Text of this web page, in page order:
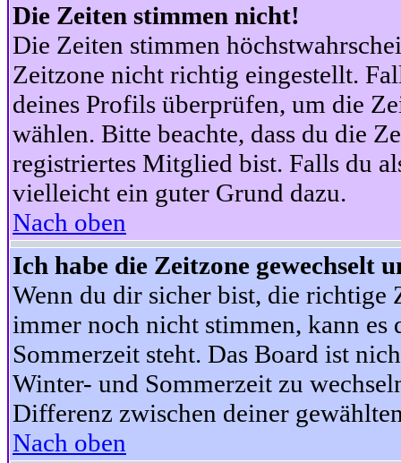
Die Zeiten stimmen nicht!
Die Zeiten stimmen
Zeitzone nicht richtig eingestellt.
deines Profils überprüfen, um die
wählen. Bitte beachte, dass du die
registriertes Mitglied bist. Falls du
vielleicht ein guter Grund dazu.
Nach oben
Ich habe die Zeitzone gewechselt
Wenn du dir sicher bist, die richtige
immer noch nicht stimmen, kann es
Sommerzeit steht. Das Board ist
Winter- und Sommerzeit zu
Differenz zwischen deiner
Nach oben